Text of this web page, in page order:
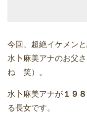
今回、超絶イケメン
水卜麻美アナのお父
ね 笑）。
水卜麻美アナが １９
る長女です。